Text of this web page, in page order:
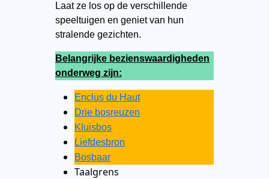
Laat ze los op de verschillende
speeltuigen en geniet van hun
stralende gezichten.
Belangrijke bezienswaardigheden
onderweg zijn:
Enclus du Haut
Drie bosreuzen
Kluisbos
Liefdesbron
Bosbaar
Taalgrens